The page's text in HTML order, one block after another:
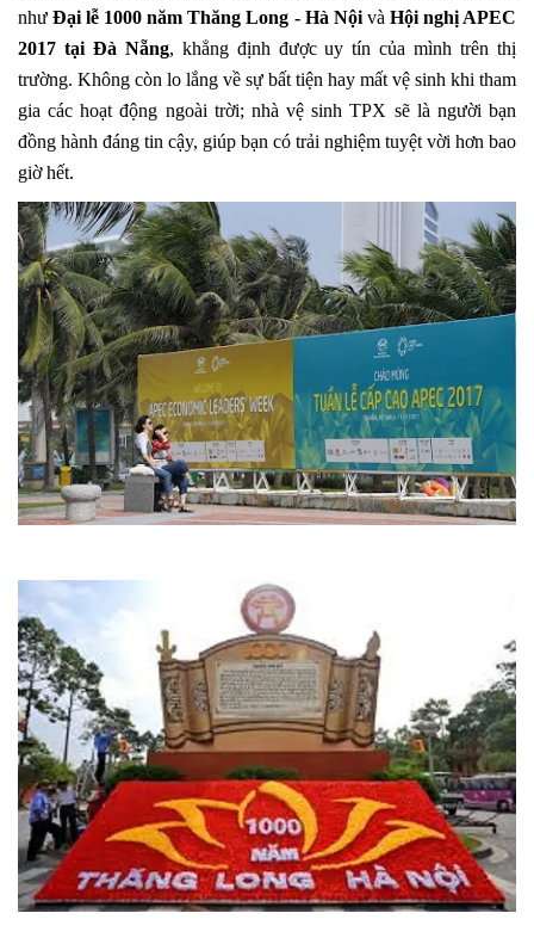
nhưĐại lễ 1000 năm Thăng Long - Hà Nộivà Hội nghị APEC
2017 tại Đà Nẵng, khẳng định được uy tín của mình trên thị
trường. Không còn lo lắng về sự bất tiện hay mất vệ sinh khi tham
gia các hoạt động ngoài trời; nhà vệ sinh TPX sẽ là người bạn
đồng hành đáng tin cậy, giúp bạn có trải nghiệm tuyệt vời hơn bao
giờ hết.